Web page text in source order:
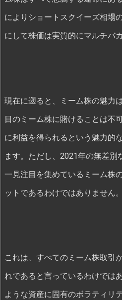
によりショートスクイーズ相場
にして株価は実質的にマルチバ
現在に遡ると、ミーム株の魅力
目のミーム株に賭けることは不
に利益を得られるという魅力的
ます。ただし、2021年の無差別
一見注目を集めているミーム株
ットであるわけではありません。
これは、すべてのミーム株取引
れであると言っているわけでは
ような資産に固有のボラティリ